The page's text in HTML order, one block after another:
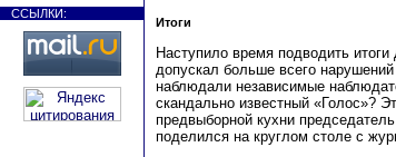
ССЫЛКИ:
Итоги
Наступило время подводить
допускал больше всего
наблюдали независимые
скандально известный «Голос»?
предвыборной кухни
поделился на круглом столе с